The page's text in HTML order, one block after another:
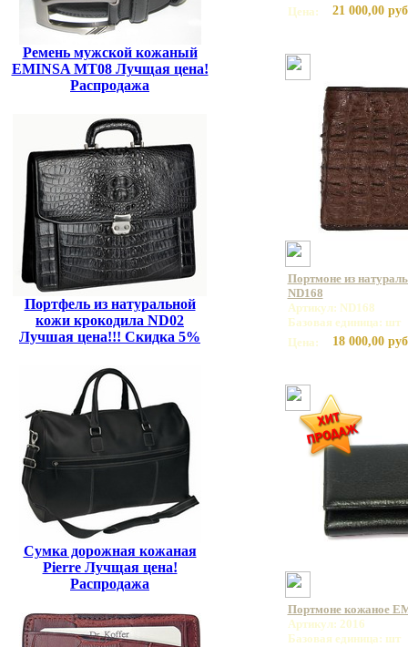
Ремень мужской кожаный
EMINSA MT08 Лучщая цена!
Распродажа
Портфель из натуральной
кожи крокодила ND02
Лучшая цена!!! Скидка 5%
Сумка дорожная кожаная
Pierre Лучщая цена!
Распродажа
Цена:
21 000,00
Портмоне из
ND168
Артикул: ND168
Базовая единица: шт
Цена:
18 000,00
Портмоне кожаное
Артикул: 2016
Базовая единица: шт